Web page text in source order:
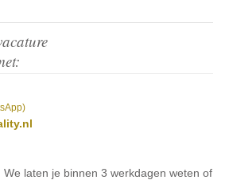
We laten je binnen 3 werkdagen weten of